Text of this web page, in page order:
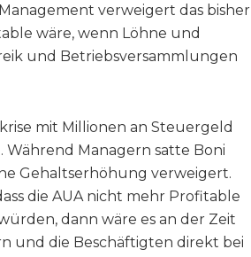
verweigert das bisher
wäre, wenn Löhne und
und Betriebsversammlungen
mit Millionen an Steuergeld
Managern satte Boni
Gehaltserhöhung verweigert.
die AUA nicht mehr Profitable
dann wäre es an der Zeit
und die Beschäftigten direkt bei